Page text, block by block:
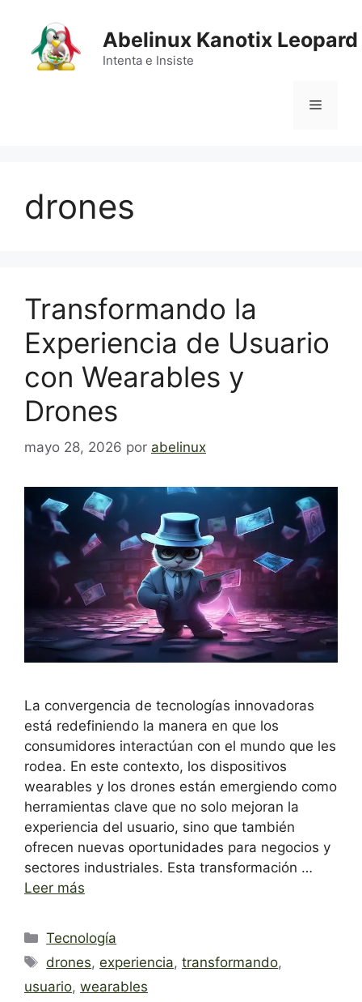
contenido
Abelinux Kanotix Leopard
Intenta e Insiste
Menú
drones
Transformando la
Experiencia de Usuario
con Wearables y
Drones
mayo 28, 2026 por abelinux
La convergencia de tecnologías innovadoras
está redefiniendo la manera en que los
consumidores interactúan con el mundo que les
rodea. En este contexto, los dispositivos
wearables y los drones están emergiendo como
herramientas clave que no solo mejoran la
experiencia del usuario, sino que también
ofrecen nuevas oportunidades para negocios y
sectores industriales. Esta transformación …
Leer más
Categorías
Tecnología
Etiquetas
drones,experiencia,transformando,
usuario, wearables